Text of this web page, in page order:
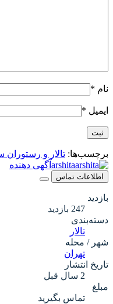
نام *
ایمیل *
برچسب‌ها: تالار و رستوران
arshitaآگهی دهنده
اطلاعات تماس
بازدید
247 بازدید
دسته‌بندی
تالار
شهر / محله
تهران
تاریخ انتشار
2 سال قبل
مبلغ
تماس بگیرید